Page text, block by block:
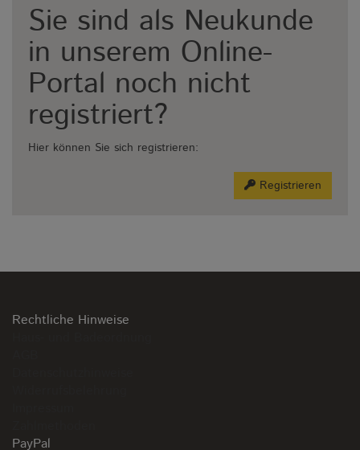
Sie sind als Neukunde
in unserem Online-
Portal noch nicht
registriert?
Hier können Sie sich registrieren:
Registrieren
Rechtliche Hinweise
PayPal